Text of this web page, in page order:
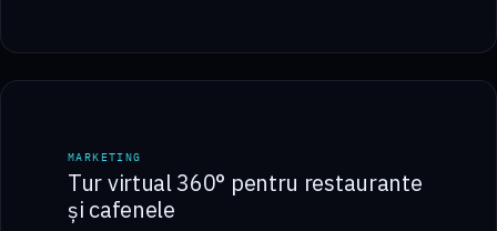
8 min
MARKETING
Tur virtual 360° pentru restaurante
și cafenele